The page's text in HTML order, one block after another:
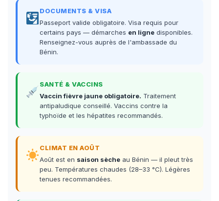
DOCUMENTS & VISA
Passeport valide obligatoire. Visa requis pour
certains pays — démarches en ligne disponibles.
Renseignez-vous auprès de l'ambassade du
Bénin.
SANTÉ & VACCINS
Vaccin fièvre jaune obligatoire. Traitement
antipaludique conseillé. Vaccins contre la
typhoïde et les hépatites recommandés.
CLIMAT EN AOÛT
Août est en saison sèche au Bénin — il pleut très
peu. Températures chaudes (28–33 °C). Légères
tenues recommandées.